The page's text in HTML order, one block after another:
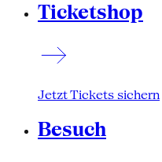
Ticketshop
Jetzt Tickets sichern
Besuch